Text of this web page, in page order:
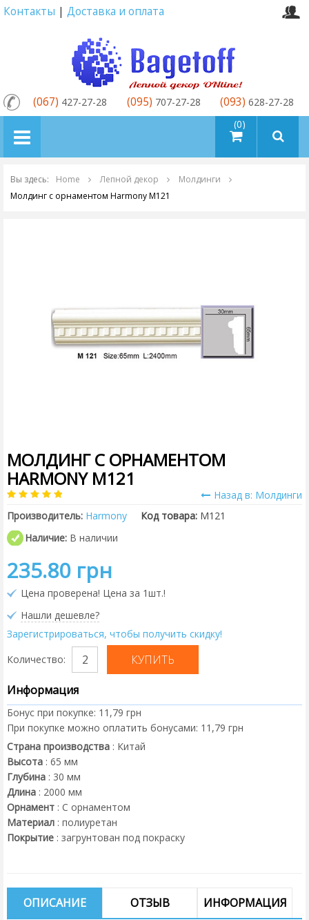
Контакты | Доставка и оплата
товаров (0)
(067) 427-27-28 (095) 707-27-28 (093) 628-27-28
Вы здесь: Home Лепной декор
Молдинги
Молдинг с орнаментом Harmony M121
МОЛДИНГ С ОРНАМЕНТОМ
HARMONY M121
Назад в: Молдинги
Производитель: Harmony Код товара: M121
Наличие: В наличии
235.80 грн
Цена проверена! Цена за 1шт.!
Нашли дешевле?
Зарегистрироваться, чтобы получить скидку!
Количество:
Информация
Бонус при покупке: 11,79 грн
При покупке можно оплатить бонусами: 11,79 грн
Страна производства : Китай
Высота : 65 мм
Глубина : 30 мм
Длина : 2000 мм
Орнамент : С орнаментом
Материал : полиуретан
Покрытие : загрунтован под покраску
ОПИСАНИЕ ОТЗЫВ ИНФОРМАЦИЯ